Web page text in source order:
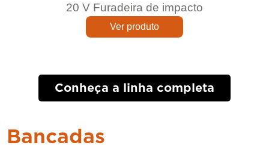
20 V Furadeira de impacto
Ver produto
Conheça a linha completa
Bancadas